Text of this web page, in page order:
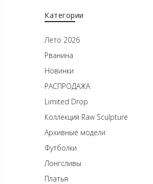
Категории
Лето 2026
Рванина
Новинки
РАСПРОДАЖА
Limited Drop
Коллекция Raw Sculpture
Архивные модели
Футболки
Лонгсливы
Платья